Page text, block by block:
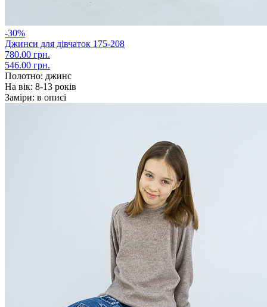
-30%
Джинси для дівчаток 175-208
780.00 грн.
546.00 грн.
Полотно: джинс
На вік: 8-13 років
Заміри: в описі